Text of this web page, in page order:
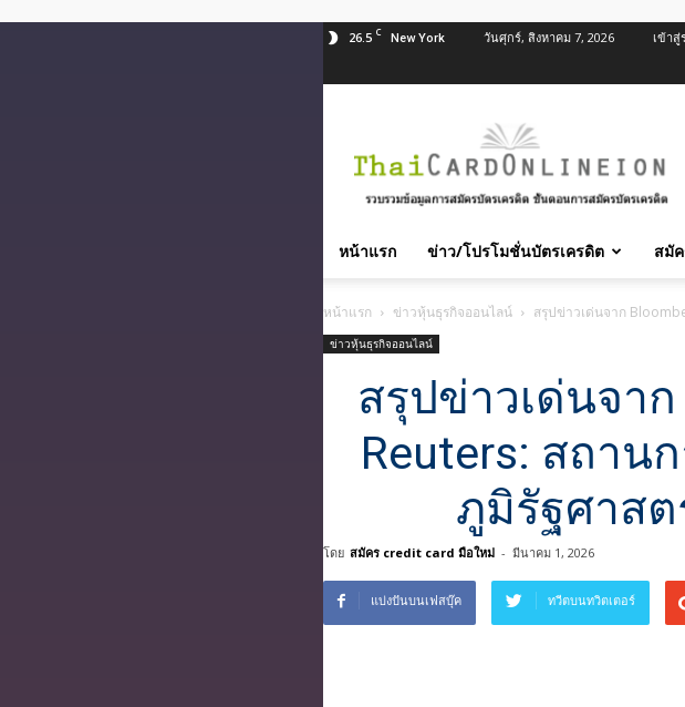
26.5 C New York วันศุกร์, สิงหาคม 7, 2026 เข้าสู่
เครดิต
บัตร
เงินสด
เชื่อ
บุคคล
ธนาคาร
อนุมัติ
เร็ว
บริการ
หน้าแรก ข่าว/โปรโมชั่นบัตรเครดิต สมั
หน้าแรก ข่าวหุ้นธุรกิจออนไลน์ สรุปข่าวเด่นจาก
ข่าวหุ้นธุรกิจออนไลน์
สรุปข่าวเด่นจาก
Reuters: สถาน
ภูมิรัฐศาสต
โดย สมัคร credit card มือใหม่ - มีนาคม 1, 2026
แบ่งปันบนเฟสบุ๊ค ทวีตบนทวิตเตอร์